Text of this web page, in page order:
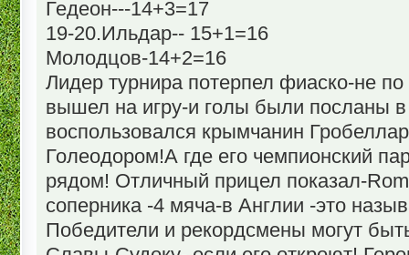
Гедеон---14+3=17
19-20.Ильдар-- 15+1=16
Молодцов-14+2=16
Лидер турнира потерпел фиаско-не
вышел на игру-и голы были посланы
воспользовался крымчанин
Голеодором!А где его чемпионский
рядом! Отличный прицел показал-
соперника -4 мяча-в Англии -это
Победители и рекордсмены могут